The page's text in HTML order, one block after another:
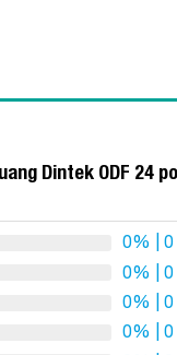
Dintek ODF 24
0% |
0% |
0% |
0% |